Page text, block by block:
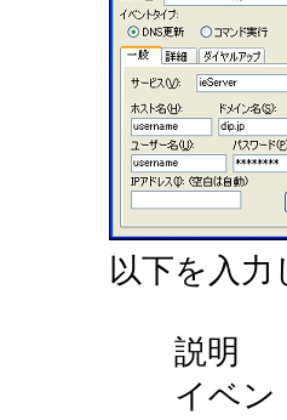
以下を入力
説明 ：
イベン